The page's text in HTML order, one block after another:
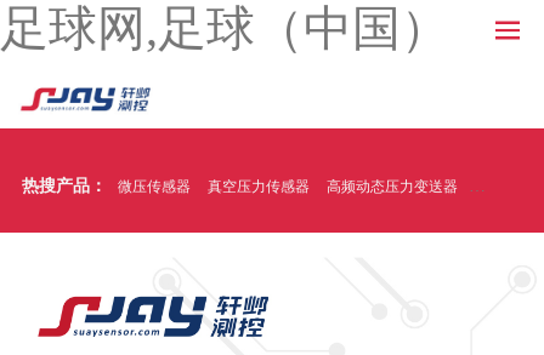
足球网,足球（中国）
热搜产品： 微压传感器 真空压力传感器 高频动态压力变送器 温压一体